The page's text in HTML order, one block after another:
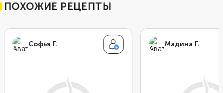
ПОХОЖИЕ РЕЦЕПТЫ
Софья Г. Мадина Г.